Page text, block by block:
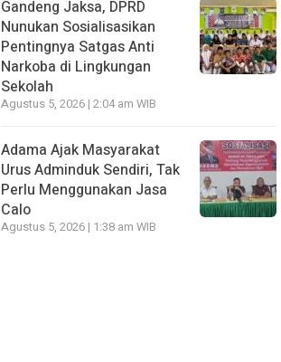
Gandeng Jaksa, DPRD
Nunukan Sosialisasikan
Pentingnya Satgas Anti
Narkoba di Lingkungan
Sekolah
Agustus 5, 2026 | 2:04 am WIB
Adama Ajak Masyarakat
Urus Adminduk Sendiri, Tak
Perlu Menggunakan Jasa
Calo
Agustus 5, 2026 | 1:38 am WIB